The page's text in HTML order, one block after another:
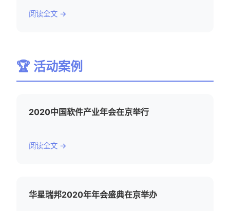
阅读全文 →
🏆 活动案例
2020中国软件产业年会在京举行
阅读全文 →
华星瑞邦2020年年会盛典在京举办